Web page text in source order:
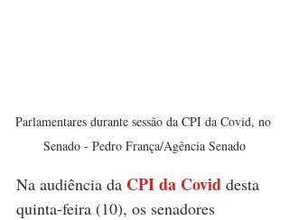
Parlamentares durante sessão da CPI da Covid, no
Senado - Pedro França/Agência Senado
Na audiência da CPI da Covid desta
quinta-feira (10), os senadores